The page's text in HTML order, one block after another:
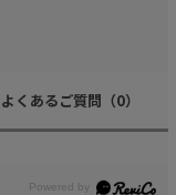
くあるご質問 （0）